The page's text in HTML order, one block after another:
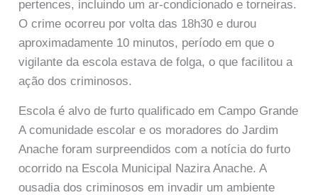
pertences, incluindo um ar-condicionado e torneiras.
O crime ocorreu por volta das 18h30 e durou
aproximadamente 10 minutos, período em que o
vigilante da escola estava de folga, o que facilitou a
ação dos criminosos.
Escola é alvo de furto qualificado em Campo Grande
A comunidade escolar e os moradores do Jardim
Anache foram surpreendidos com a notícia do furto
ocorrido na Escola Municipal Nazira Anache. A
ousadia dos criminosos em invadir um ambiente